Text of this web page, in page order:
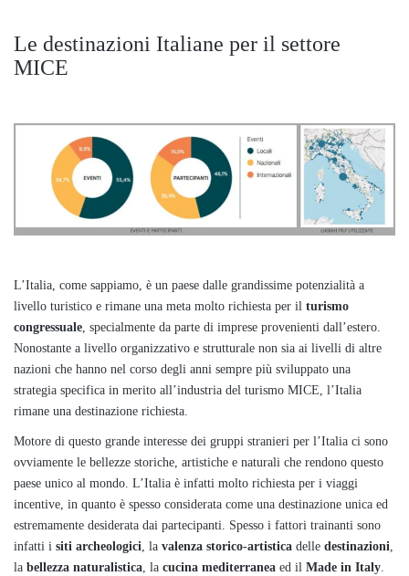
Le destinazioni Italiane per il settore
MICE
L’Italia, come sappiamo, è un paese dalle grandissime potenzialità a
livello turistico e rimane una meta molto richiesta per il turismo
congressuale, specialmente da parte di imprese provenienti dall’estero.
Nonostante a livello organizzativo e strutturale non sia ai livelli di altre
nazioni che hanno nel corso degli anni sempre più sviluppato una
strategia specifica in merito all’industria del turismo MICE, l’Italia
rimane una destinazione richiesta.
Motore di questo grande interesse dei gruppi stranieri per l’Italia ci sono
ovviamente le bellezze storiche, artistiche e naturali che rendono questo
paese unico al mondo. L’Italia è infatti molto richiesta per i viaggi
incentive, in quanto è spesso considerata come una destinazione unica ed
estremamente desiderata dai partecipanti. Spesso i fattori trainanti sono
infatti i siti archeologici, la valenza storico-artistica delle destinazioni,
la bellezza naturalistica, la cucina mediterranea ed il Made in Italy.